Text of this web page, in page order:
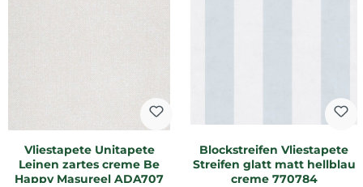
Vliestapete Unitapete
Leinen zartes creme Be
Happy Masureel ADA707
Blockstreifen Vliestapete
Streifen glatt matt hellblau
creme 770784